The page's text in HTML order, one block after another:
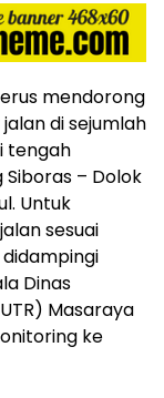
mendorong
di sejumlah
tengah
– Dolok
Untuk
sesuai
Dinas
Masaraya
ke